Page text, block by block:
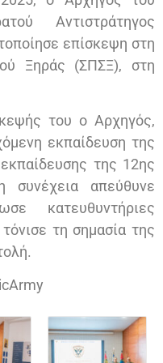
Αντιστράτηγος
επίσκεψη στη
Ξηράς (ΣΠΣΞ), στη
του ο Αρχηγός,
εκπαίδευση της
της 12ης
συνέχεια απεύθυνε
κατευθυντήριες
τη σημασία της